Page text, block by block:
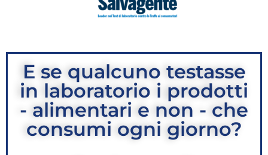
E se qualcuno testasse
in laboratorio i prodotti
- alimentari e non - che
consumi ogni giorno?